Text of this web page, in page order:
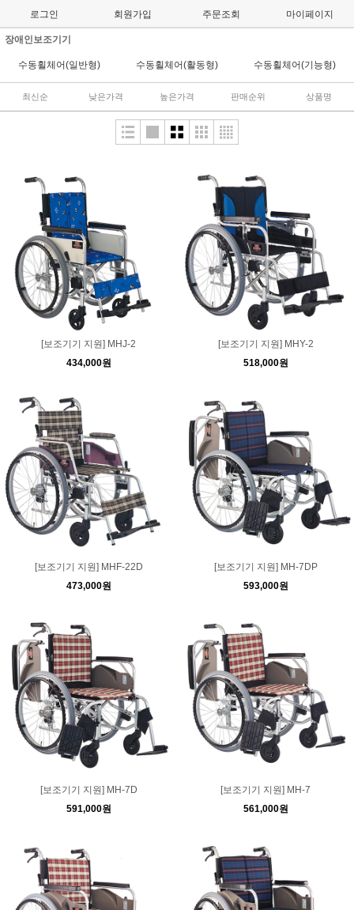
로그인 회원가입 주문조회 마이페이지
장애인보조기기
수동휠체어(일반형) 수동휠체어(활동형) 수동휠체어(기능형)
최신순 낮은가격 높은가격 판매순위 상품명
[보조기기 지원] MHJ-2
434,000원
[보조기기 지원] MHY-2
518,000원
[보조기기 지원] MHF-22D
473,000원
[보조기기 지원] MH-7DP
593,000원
[보조기기 지원] MH-7D
591,000원
[보조기기 지원] MH-7
561,000원